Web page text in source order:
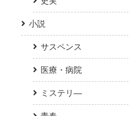
小説
サスペンス
医療・病院
ミステリ―